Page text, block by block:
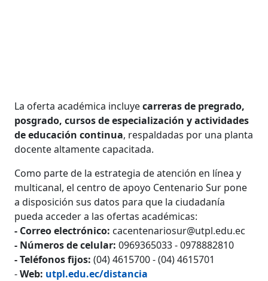
La oferta académica incluyecarreras de pregrado,
posgrado, cursos de especialización y actividades
de educación continua, respaldadas por una planta
docente altamente capacitada.
Como parte de la estrategia de atención en línea y
multicanal, el centro de apoyo Centenario Sur pone
a disposición sus datos para que la ciudadanía
pueda acceder a las ofertas académicas:
- Correo electrónico: cacentenariosur@utpl.edu.ec
- Números de celular:0969365033 - 0978882810
- Teléfonos fijos: (04) 4615700 - (04) 4615701
-Web: utpl.edu.ec/distancia